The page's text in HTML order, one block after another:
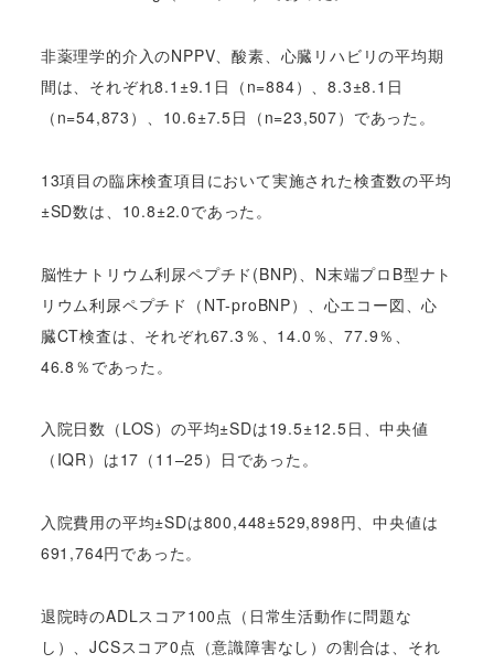
非薬理学的介入のNPPV、酸素、心臓リハビリの平均期
間は、それぞれ8.1±9.1日（n=884）、8.3±8.1日
（n=54,873）、10.6±7.5日（n=23,507）であった。
13項目の臨床検査項目において実施された検査数の平均
±SD数は、10.8±2.0であった。
脳性ナトリウム利尿ペプチド(BNP)、N末端プロB型ナト
リウム利尿ペプチド（NT-proBNP）、心エコー図、心
臓CT検査は、それぞれ67.3％、14.0％、77.9％、
46.8％であった。
入院日数（LOS）の平均±SDは19.5±12.5日、中央値
（IQR）は17（11–25）日であった。
入院費用の平均±SDは800,448±529,898円、中央値は
691,764円であった。
退院時のADLスコア100点（日常生活動作に問題な
し）、JCSスコア0点（意識障害なし）の割合は、それ